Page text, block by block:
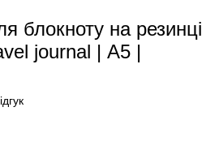
блокноту на резинці
journal | А5 |